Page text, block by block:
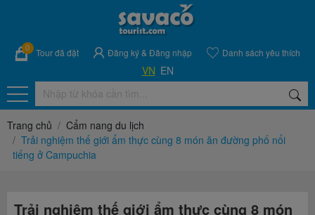
0 Tour đã đặt Đăng ký& Đăng nhập Danh sách yêu thích
VN EN
Trang chủ
Cẩm nang du lịch
Trải nghiệm thế giới ẩm thực cùng 8 món ăn đường phố nổi
tiếng ở Campuchia
Trải nghiệm thế giới ẩm thực cùng 8 món